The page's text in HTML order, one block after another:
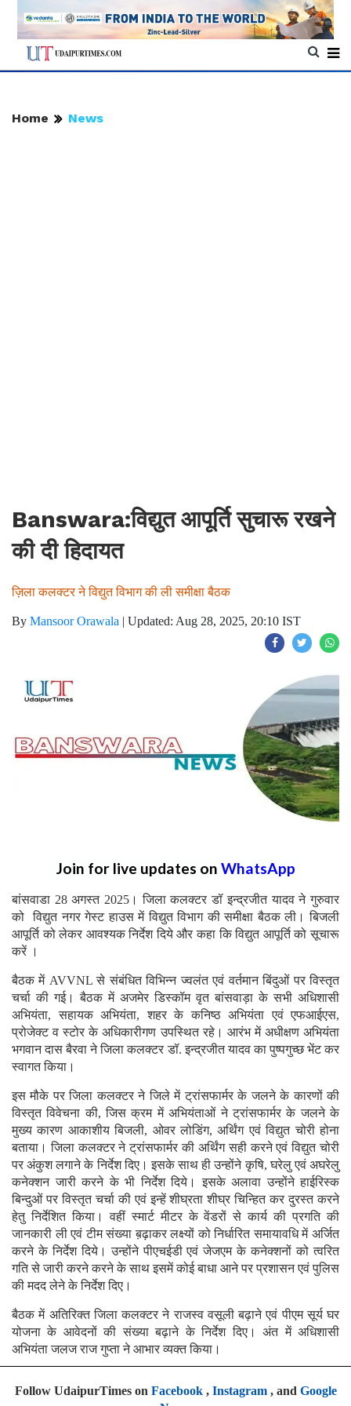
Home News
Banswara:विद्युत आपूर्ति सुचारू रखने
की दी हिदायत
ज़िला कलक्टर ने विद्युत विभाग की ली समीक्षा बैठक
By Mansoor Orawala | Updated: Aug 28, 2025, 20:10 IST
Join for live updates on WhatsApp
बांसवाडा 28 अगस्त 2025। जिला कलक्टर डॉ इन्द्रजीत यादव ने गुरुवार
को विद्युत नगर गेस्ट हाउस में विद्युत विभाग की समीक्षा बैठक ली। बिजली
आपूर्ति को लेकर आवश्यक निर्देश दिये और कहा कि विद्युत आपूर्ति को सूचारू
करें ।
बैठक में AVVNL से संबंधित विभिन्न ज्वलंत एवं वर्तमान बिंदुओं पर विस्तृत
चर्चा की गई। बैठक में अजमेर डिस्कॉम वृत बांसवाड़ा के सभी अधिशासी
अभियंता, सहायक अभियंता, शहर के कनिष्ठ अभियंता एवं एफआईएस,
प्रोजेक्ट व स्टोर के अधिकारीगण उपस्थित रहे। आरंभ में अधीक्षण अभियंता
भगवान दास बैरवा ने जिला कलक्टर डॉ. इन्द्रजीत यादव का पुष्पगुच्छ भेंट कर
स्वागत किया।
इस मौके पर जिला कलक्टर ने जिले में ट्रांसफार्मर के जलने के कारणों की
विस्तृत विवेचना की, जिस क्रम में अभियंताओं ने ट्रांसफार्मर के जलने के
मुख्य कारण आकाशीय बिजली, ओवर लोडिंग, अर्थिंग एवं विद्युत चोरी होना
बताया। जिला कलक्टर ने ट्रांसफार्मर की अर्थिंग सही करने एवं विद्युत चोरी
पर अंकुश लगाने के निर्देश दिए। इसके साथ ही उन्होंने कृषि, घरेलु एवं अघरेलु
कनेक्शन जारी करने के भी निर्देश दिये। इसके अलावा उन्होंने हाईरिस्क
बिन्दुओं पर विस्तृत चर्चा की एवं इन्हें शीघ्रता शीघ्र चिन्हित कर दुरस्त करने
हेतु निर्देशित किया। वहीं स्मार्ट मीटर के वेंडरों से कार्य की प्रगति की
जानकारी ली एवं टीम संख्या ब़ढ़ाकर लक्ष्यों को निर्धारित समायावधि में अर्जित
करने के निर्देश दिये। उन्होंने पीएचईडी एवं जेजएम के कनेक्शनों को त्वरित
गति से जारी करने करने के साथ इसमें कोई बाधा आने पर प्रशासन एवं पुलिस
की मदद लेने के निर्देश दिए।
बैठक में अतिरिक्त जिला कलक्टर ने राजस्व वसूली बढ़ाने एवं पीएम सूर्य घर
योजना के आवेदनों की संख्या बढ़ाने के निर्देश दिए। अंत में अधिशासी
अभियंता जलज राज गुप्ता ने आभार व्यक्त किया।
Follow UdaipurTimes on Facebook, Instagram, and Google